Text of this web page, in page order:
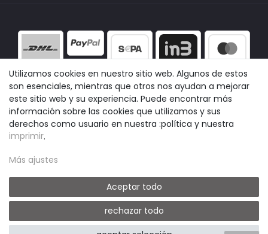
© easyclick24|Design by neoprisma
Utilizamos cookies en nuestro sitio web. Algunos de estos
son esenciales, mientras que otros nos ayudan a mejorar
este sitio web y su experiencia. Puede encontrar más
información sobre las cookies que utilizamos y sus
derechos como usuario en nuestra :política y nuestra
imprimir.
Más ajustes
Aceptar todo
rechazar todo